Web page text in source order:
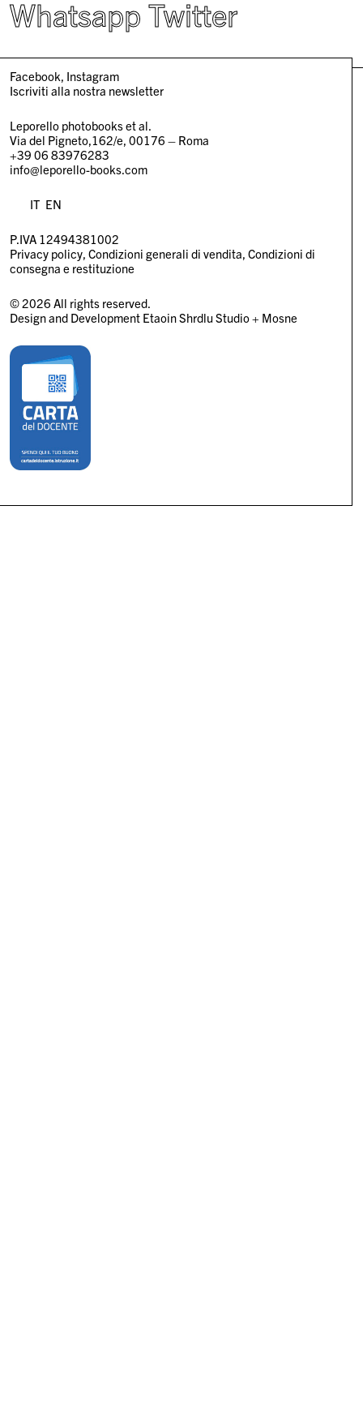
Whatsapp Twitter
Facebook Instagram
Iscriviti alla nostra newsletter
Leporello photobooks et al.
Via del Pigneto,162/e, 00176 – Roma
+39 06 83976283
info@leporello-books.com
IT EN
P.IVA 12494381002
Privacy policy Condizioni generali di vendita Condizioni di
consegna e restituzione
© 2026 All rights reserved.
Design and Development Etaoin Shrdlu Studio+ Mosne